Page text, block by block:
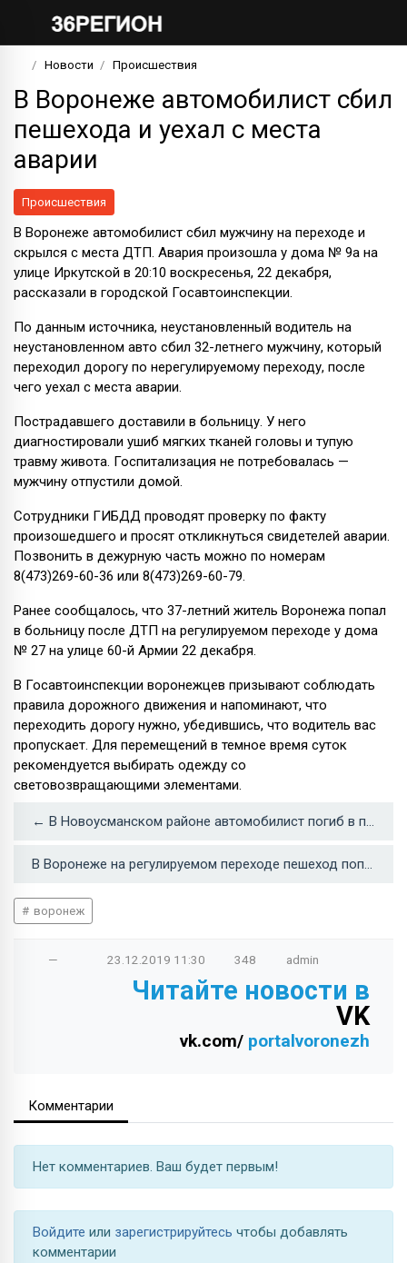
Новости Происшествия
В Воронеже автомобилист сбил
пешехода и уехал с места
аварии
Происшествия
В Воронеже автомобилист сбил мужчину на переходе и
скрылся с места ДТП. Авария произошла у дома № 9а на
улице Иркутской в 20:10 воскресенья, 22 декабря,
рассказали в городской Госавтоинспекции.
По данным источника, неустановленный водитель на
неустановленном авто сбил 32-летнего мужчину, который
переходил дорогу по нерегулируемому переходу, после
чего уехал с места аварии.
Пострадавшего доставили в больницу. У него
диагностировали ушиб мягких тканей головы и тупую
травму живота. Госпитализация не потребовалась —
мужчину отпустили домой.
Сотрудники ГИБДД проводят проверку по факту
произошедшего и просят откликнуться свидетелей аварии.
Позвонить в дежурную часть можно по номерам
8(473)269-60-36 или 8(473)269-60-79.
Ранее сообщалось, что 37-летний житель Воронежа попал
в больницу после ДТП на регулируемом переходе у дома
№ 27 на улице 60-й Армии 22 декабря.
В Госавтоинспекции воронежцев призывают соблюдать
правила дорожного движения и напоминают, что
переходить дорогу нужно, убедившись, что водитель вас
пропускает. Для перемещений в темное время суток
рекомендуется выбирать одежду со
световозвращающими элементами.
← В Новоусманском районе автомобилист погиб в перевернувшемся «Шевроле»
В Воронеже на регулируемом переходе пешеход попал в больницу после ДТП →
воронеж
— 23.12.2019 11:30 348 admin
Читайте новости в
VK
vk.com/ portalvoronezh
Комментарии
Нет комментариев. Ваш будет первым!
Войдите или зарегистрируйтесь чтобы добавлять
комментарии